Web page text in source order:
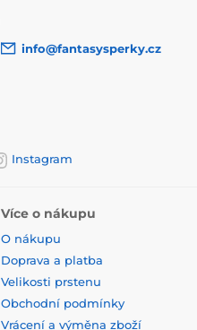
info@fantasysperky.cz
Instagram
Více o nákupu
O nákupu
Doprava a platba
Velikosti prstenu
Obchodní podmínky
Vrácení a výměna zboží